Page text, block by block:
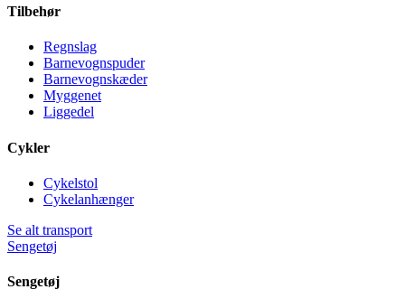
Tilbehør
Regnslag
Barnevognspuder
Barnevognskæder
Myggenet
Liggedel
Cykler
Cykelstol
Cykelanhænger
Se alt transport
Sengetøj
Sengetøj